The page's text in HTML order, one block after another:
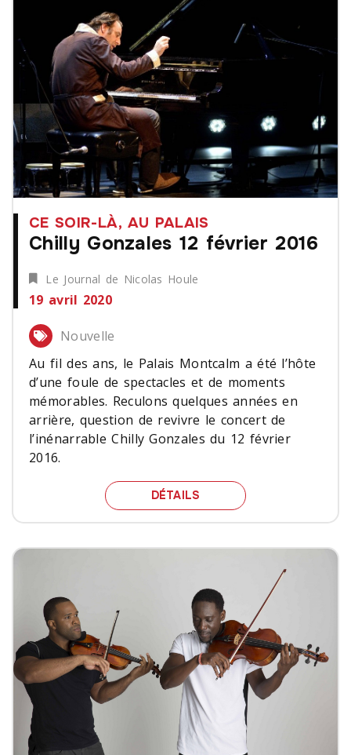
CE SOIR-LÀ, AU PALAIS
Chilly Gonzales 12 février 2016
Le Journal de Nicolas Houle
19 avril 2020
Nouvelle
Au fil des ans, le Palais Montcalm a été l’hôte
d’une foule de spectacles et de moments
mémorables. Reculons quelques années en
arrière, question de revivre le concert de
l’inénarrable Chilly Gonzales du 12 février
2016.
DÉTAILS CHILLY GONZALES 12